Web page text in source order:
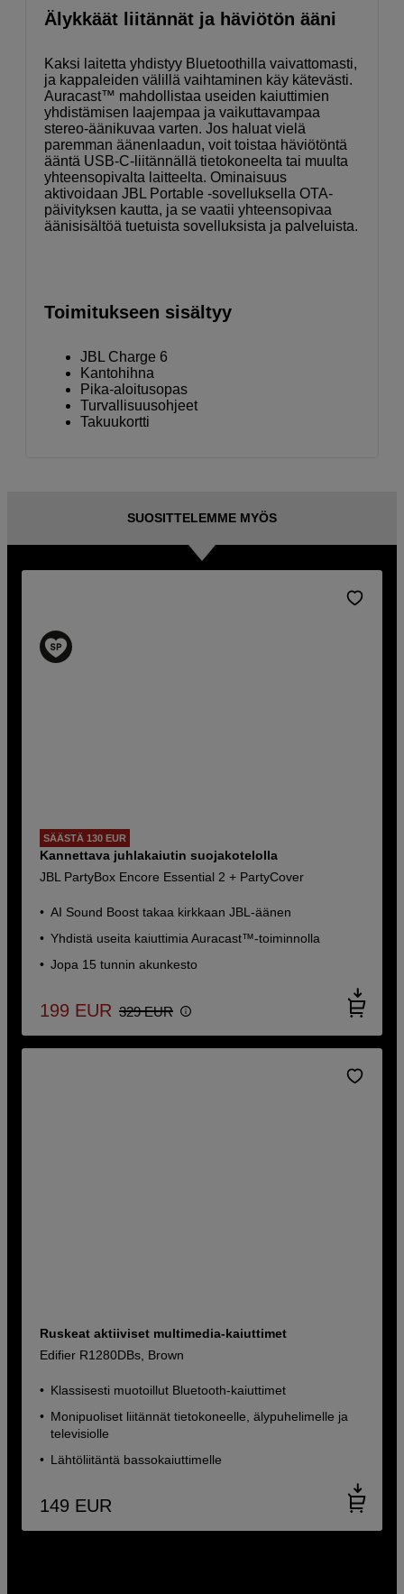
Älykkäät liitännät ja häviötön ääni
Kaksi laitetta yhdistyy Bluetoothilla vaivattomasti,
ja kappaleiden välillä vaihtaminen käy kätevästi.
Auracast™ mahdollistaa useiden kaiuttimien
yhdistämisen laajempaa ja vaikuttavampaa
stereo-äänikuvaa varten. Jos haluat vielä
paremman äänenlaadun, voit toistaa häviötöntä
ääntä USB-C-liitännällä tietokoneelta tai muulta
yhteensopivalta laitteelta. Ominaisuus
aktivoidaan JBL Portable -sovelluksella OTA-
päivityksen kautta, ja se vaatii yhteensopivaa
äänisisältöä tuetuista sovelluksista ja palveluista.
Toimitukseen sisältyy
JBL Charge 6
Kantohihna
Pika-aloitusopas
Turvallisuusohjeet
Takuukortti
SUOSITTELEMME MYÖS
SÄÄSTÄ 130 EUR
Kannettava juhlakaiutin suojakotelolla
JBL PartyBox Encore Essential 2 + PartyCover
AI Sound Boost takaa kirkkaan JBL-äänen
Yhdistä useita kaiuttimia Auracast™-toiminnolla
Jopa 15 tunnin akunkesto
199 EUR 329 EUR
Ruskeat aktiiviset multimedia-kaiuttimet
Edifier R1280DBs, Brown
Klassisesti muotoillut Bluetooth-kaiuttimet
Monipuoliset liitännät tietokoneelle, älypuhelimelle ja
televisiolle
Lähtöliitäntä bassokaiuttimelle
149 EUR